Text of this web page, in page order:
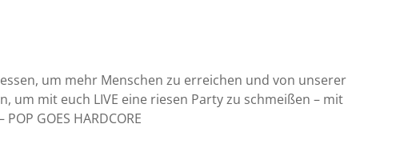
um mehr Menschen zu erreichen und von unserer
um mit euch LIVE eine riesen Party zu schmeißen – mit
GOES HARDCORE